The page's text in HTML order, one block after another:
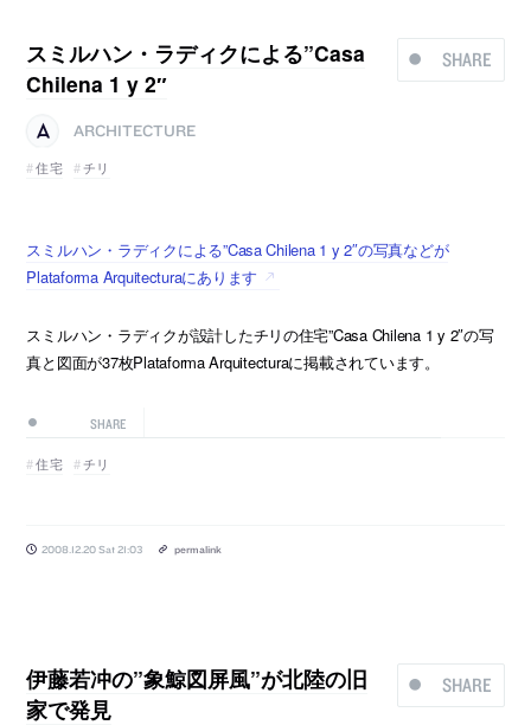
SHARE
スミルハン・ラディクによる”Casa
Chilena 1 y 2″
ARCHITECTURE
住宅
チリ
スミルハン・ラディクによる”Casa Chilena 1 y 2″の写真などが
Plataforma Arquitecturaにあります
スミルハン・ラディクが設計したチリの住宅”Casa Chilena 1 y 2″の写
真と図面が37枚Plataforma Arquitecturaに掲載されています。
SHARE
住宅 チリ
2008.12.20 Sat 21:03 permalink
SHARE
伊藤若冲の”象鯨図屏風”が北陸の旧
家で発見